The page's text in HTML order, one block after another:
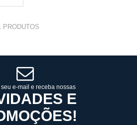
PRODUTOS
e-mail e receba nossas
E